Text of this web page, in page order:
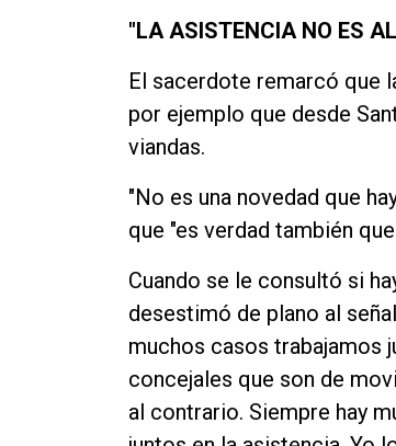
"LA ASISTENCIA NO ES
El sacerdote remarcó que
por ejemplo que desde
viandas.
"No es una novedad que
que "es verdad también
Cuando se le consultó si
desestimó de plano al
muchos casos trabajamos
concejales que son de
al contrario. Siempre hay